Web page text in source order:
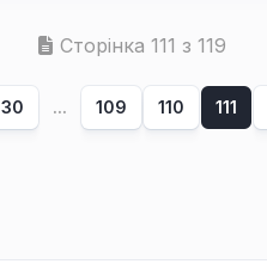
Сторінка 111 з 119
30 ... 109 110 111